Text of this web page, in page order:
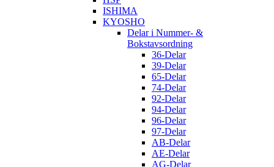
ISHIMA
KYOSHO
Delar i Nummer- &
Bokstavsordning
36-Delar
39-Delar
65-Delar
74-Delar
92-Delar
94-Delar
96-Delar
97-Delar
AB-Delar
AE-Delar
AG-Delar